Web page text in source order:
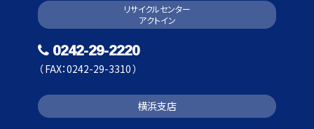
リサイクルセンター
アクトイン
0242-29-2220
（ FAX：0242-29-3310 ）
横浜支店